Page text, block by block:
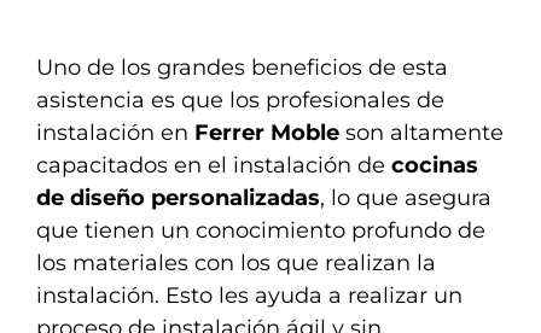
Uno de los grandes beneficios de esta
asistencia es que los profesionales de
instalación en Ferrer Moble son altamente
capacitados en el instalación de cocinas
de diseño personalizadas, lo que asegura
que tienen un conocimiento profundo de
los materiales con los que realizan la
instalación. Esto les ayuda a realizar un